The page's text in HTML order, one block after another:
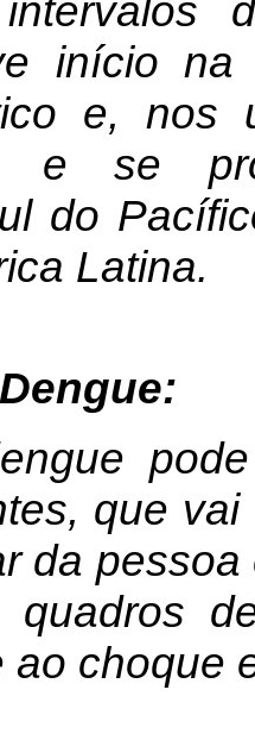
início
e, nos
e se
do
Latina.
que
da
quadros
ao choque